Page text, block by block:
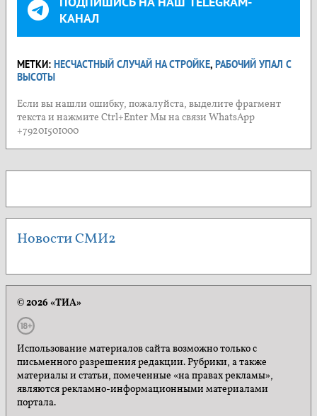
КАНАЛ
МЕТКИ: НЕСЧАСТНЫЙ СЛУЧАЙ НА СТРОЙКЕ, РАБОЧИЙ УПАЛ С
ВЫСОТЫ
Если вы нашли ошибку, пожалуйста, выделите фрагмент
текста и нажмите Ctrl+Enter Мы на связи WhatsApp
+79201501000
Новости СМИ2
© 2026 «ТИА»
Использование материалов сайта возможно только с
письменного разрешения редакции. Рубрики, а также
материалы и статьи, помеченные «на правах рекламы»,
являются рекламно-информационными материалами
портала.